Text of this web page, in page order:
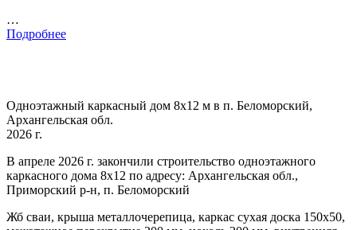
…
Подробнее
Одноэтажный каркасный дом 8х12 м в п. Беломорский,
Архангельская обл.
2026 г.
В апреле 2026 г. закончили строительство одноэтажного
каркасного дома 8х12 по адресу: Архангельская обл.,
Приморский р-н, п. Беломорский
Жб сваи, крыша металлочерепица, каркас сухая доска 150х50,